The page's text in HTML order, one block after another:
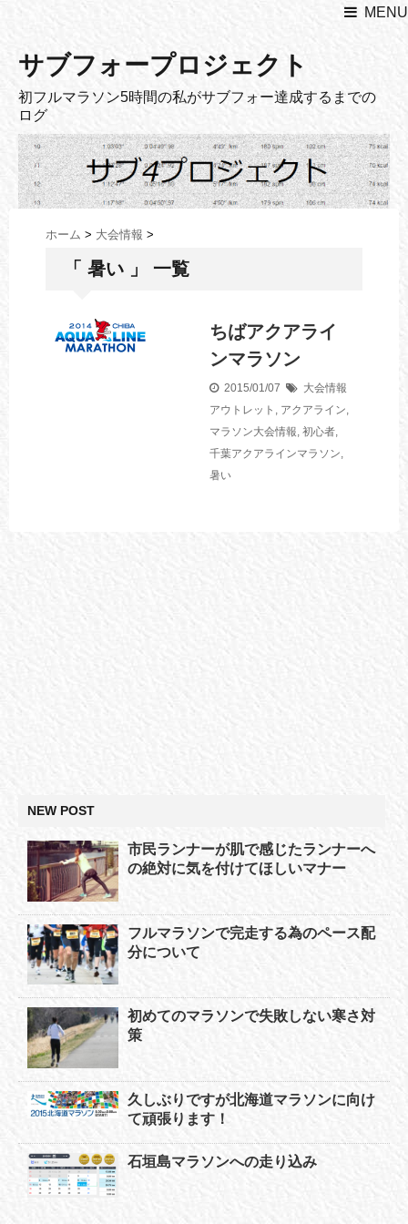
MENU
サブフォープロジェクト
初フルマラソン5時間の私がサブフォー達成するまでの
ログ
ホーム > 大会情報 >
「 暑い 」 一覧
ちばアクアライ
ンマラソン
2015/01/07
大会情報
アウトレット , アクアライン,
マラソン大会情報, 初心者,
千葉アクアラインマラソン,
暑い
NEW POST
市民ランナーが肌で感じたランナーへ
の絶対に気を付けてほしいマナー
フルマラソンで完走する為のペース配
分について
初めてのマラソンで失敗しない寒さ対
策
久しぶりですが北海道マラソンに向け
て頑張ります！
石垣島マラソンへの走り込み